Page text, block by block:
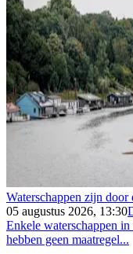
Waterschappen zijn door
05 augustus 2026, 13:30
Enkele waterschappen
hebben geen maatregel...